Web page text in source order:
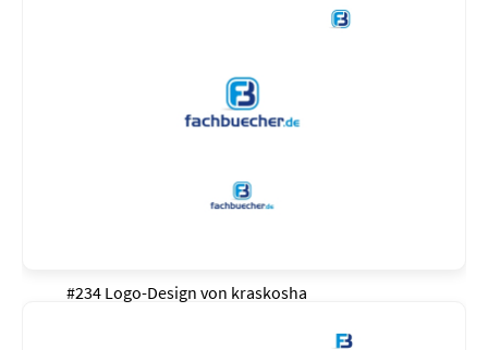
#234 Logo-Design von kraskosha